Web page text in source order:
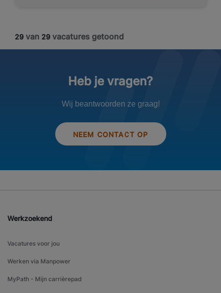
29 van 29 vacatures getoond
Heb je vragen?
Wij beantwoorden ze graag!
NEEM CONTACT OP
Werkzoekend
Vacatures voor jou
Werken via Manpower
MyPath - Mijn carrièrepad